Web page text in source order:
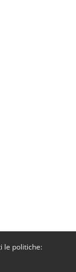
le politiche: